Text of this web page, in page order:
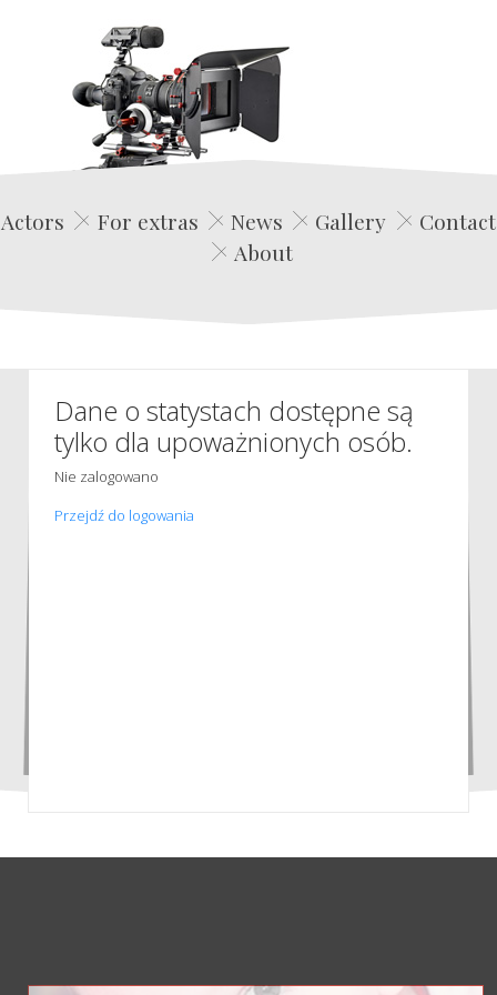
Edwin Film Agencja Aktorska
Actors For extras News Gallery
Contact
About
Dane o statystach dostępne są
tylko dla upoważnionych osób.
Nie zalogowano
Przejdź do logowania